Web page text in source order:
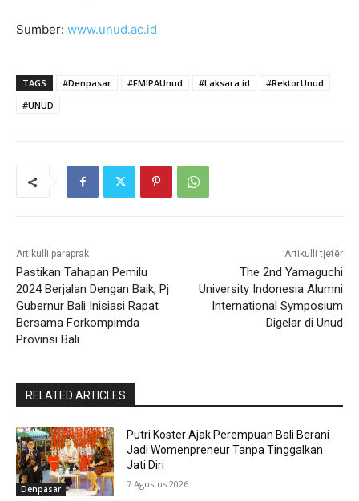
Sumber: www.unud.ac.id
TAGS #Denpasar #FMIPAUnud #Laksara.id
#RektorUnud
#UNUD
Artikulli paraprak
Pastikan Tahapan Pemilu
2024 Berjalan Dengan Baik, Pj
Gubernur Bali Inisiasi Rapat
Bersama Forkompimda
Provinsi Bali
Artikulli tjetër
The 2nd Yamaguchi
University Indonesia Alumni
International Symposium
Digelar di Unud
RELATED ARTICLES
Denpasar
Putri Koster Ajak Perempuan Bali Berani
Jadi Womenpreneur Tanpa Tinggalkan
Jati Diri
7 Agustus 2026